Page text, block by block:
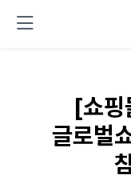
[쇼
글로벌